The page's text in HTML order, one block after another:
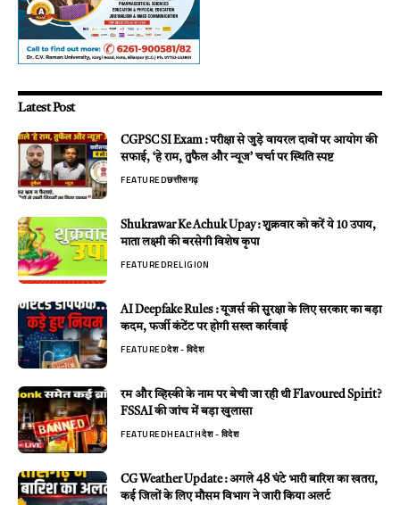
Latest Post
CGPSC SI Exam : परीक्षा से जुड़े वायरल दावों पर आयोग की
सफाई, ‘हे राम, तुफैल और न्यूज’ चर्चा पर स्थिति स्पष्ट
FEATUREDछत्तीसगढ़
Shukrawar Ke Achuk Upay : शुक्रवार को करें ये 10 उपाय,
माता लक्ष्मी की बरसेगी विशेष कृपा
FEATUREDRELIGION
AI Deepfake Rules : यूजर्स की सुरक्षा के लिए सरकार का बड़ा
कदम, फर्जी कंटेंट पर होगी सख्त कार्रवाई
FEATUREDदेश - विदेश
रम और व्हिस्की के नाम पर बेची जा रही थी Flavoured Spirit?
FSSAI की जांच में बड़ा खुलासा
FEATUREDHEALTHदेश - विदेश
CG Weather Update : अगले 48 घंटे भारी बारिश का खतरा,
कई जिलों के लिए मौसम विभाग ने जारी किया अलर्ट